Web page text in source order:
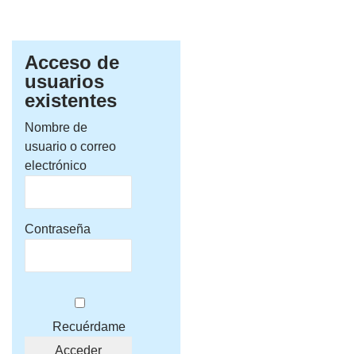
Acceso de
usuarios
existentes
Nombre de
usuario o correo
electrónico
Contraseña
Recuérdame